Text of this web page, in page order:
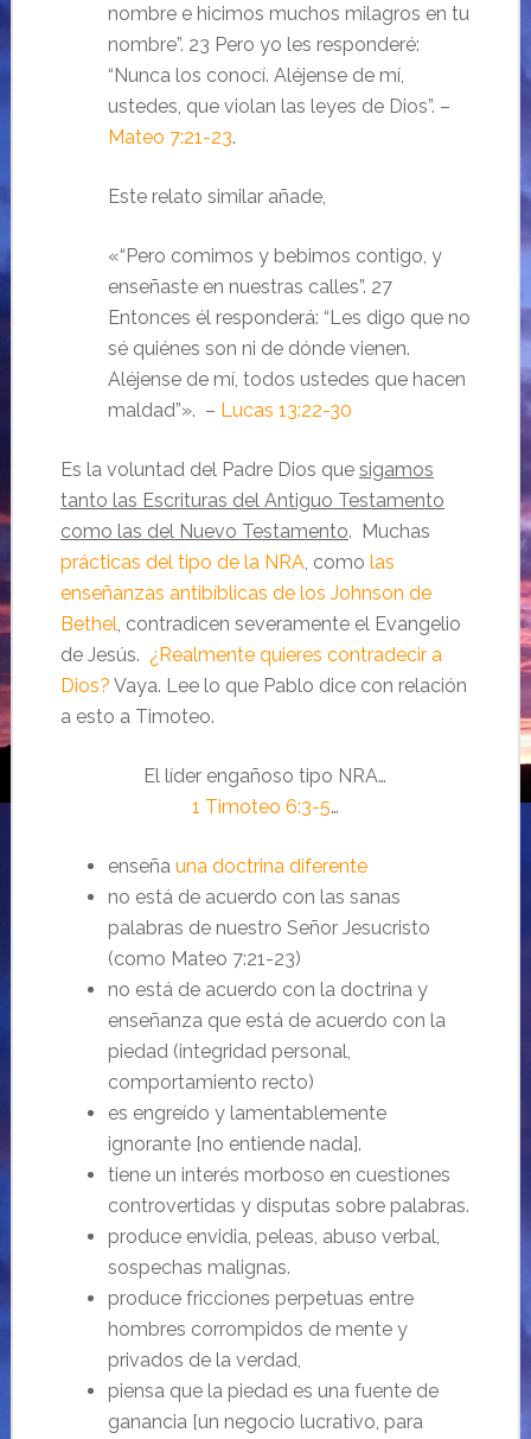
nombre e hicimos muchos milagros en tu
nombre”. 23 Pero yo les responderé:
“Nunca los conocí. Aléjense de mí,
ustedes, que violan las leyes de Dios”. –
Mateo 7:21-23.
Este relato similar añade,
«“Pero comimos y bebimos contigo, y
enseñaste en nuestras calles”. 27
Entonces él responderá: “Les digo que no
sé quiénes son ni de dónde vienen.
Aléjense de mí, todos ustedes que hacen
maldad”». – Lucas 13:22-30
Es la voluntad del Padre Dios que sigamos
tanto las Escrituras del Antiguo Testamento
como las del Nuevo Testamento. Muchas
prácticas del tipo de la NRA , como las
enseñanzas antibíblicas de los Johnson de
Bethel , contradicen severamente el Evangelio
de Jesús. ¿Realmente quieres contradecir a
Dios? Vaya. Lee lo que Pablo dice con relación
a esto a Timoteo.
El líder engañoso tipo NRA…
1 Timoteo 6:3-5…
enseña una doctrina diferente
no está de acuerdo con las sanas
palabras de nuestro Señor Jesucristo
(como Mateo 7:21-23)
no está de acuerdo con la doctrina y
enseñanza que está de acuerdo con la
piedad (integridad personal,
comportamiento recto)
es engreído y lamentablemente
ignorante [no entiende nada].
tiene un interés morboso en cuestiones
controvertidas y disputas sobre palabras.
produce envidia, peleas, abuso verbal,
sospechas malignas.
produce fricciones perpetuas entre
hombres corrompidos de mente y
privados de la verdad,
piensa que la piedad es una fuente de
ganancia [un negocio lucrativo, para